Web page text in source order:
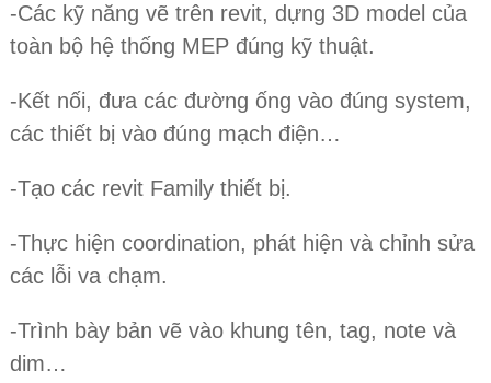
-Các kỹ năng vẽ trên revit, dựng 3D model của
toàn bộ hệ thống MEP đúng kỹ thuật.
-Kết nối, đưa các đường ống vào đúng system,
các thiết bị vào đúng mạch điện…
-Tạo các revit Family thiết bị.
-Thực hiện coordination, phát hiện và chỉnh sửa
các lỗi va chạm.
-Trình bày bản vẽ vào khung tên, tag, note và
dim…